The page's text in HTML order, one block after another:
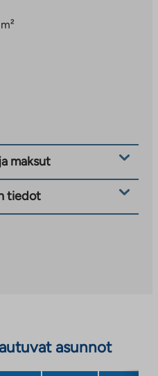
maksut
tiedot
asunnot